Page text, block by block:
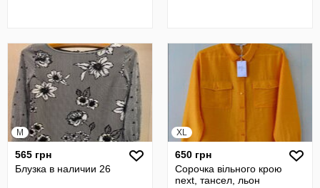
M
565 грн
Блузка в наличии 26
XL
650 грн
Сорочка вільного крою
next, тансел, льон